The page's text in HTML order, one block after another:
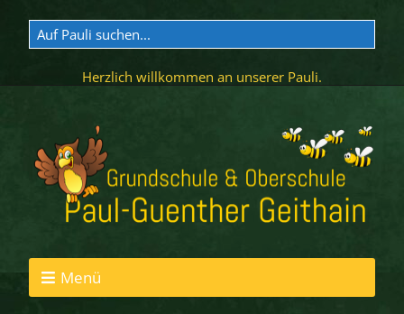
Herzlich willkommen an unserer Pauli.
Menü